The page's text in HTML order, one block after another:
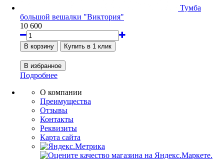
Тумба
большой вешалки "Виктория"
10 600
Подробнее
О компании
Преимущества
Отзывы
Контакты
Реквизиты
Карта сайта